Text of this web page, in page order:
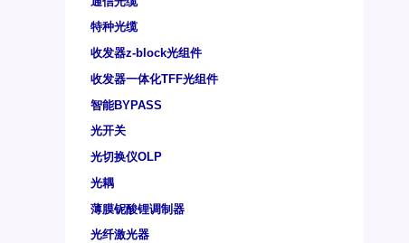
特种光缆
收发器z-block光组件
收发器一体化TFF光组件
智能BYPASS
光开关
光切换仪OLP
光耦
薄膜铌酸锂调制器
光纤激光器